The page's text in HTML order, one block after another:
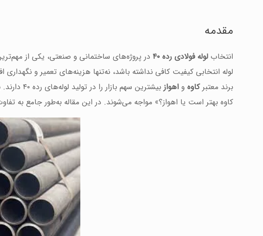
مقدمه
انتخابلوله فولادی رده ۴۰
در پروژه‌های ساختمانی و صنعتی، یکی از
لوله انتخابی کیفیت کافی نداشته باشد، نه‌تنها هزینه‌های تعمیر و
برند معتبرکاوه واهواز
کاوه بهتر است یا اهواز؟» مواجه می‌شوند. در این مقاله به‌طور جامع به